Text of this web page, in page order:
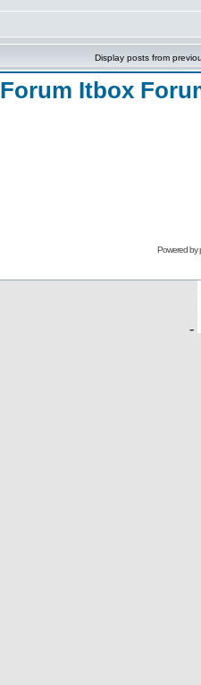
Display posts from
Forum Itbox
Powered by
-